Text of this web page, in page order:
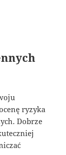
ryzyka
Dobrze